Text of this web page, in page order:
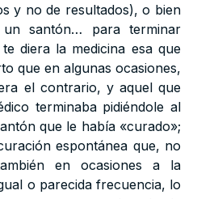
y no de resultados), o bien
santón… para terminar
diera la medicina esa que
que en algunas ocasiones,
el contrario, y aquel que
terminaba pidiéndole al
que le había «curado»;
espontánea que, no
en ocasiones a la
o parecida frecuencia, lo